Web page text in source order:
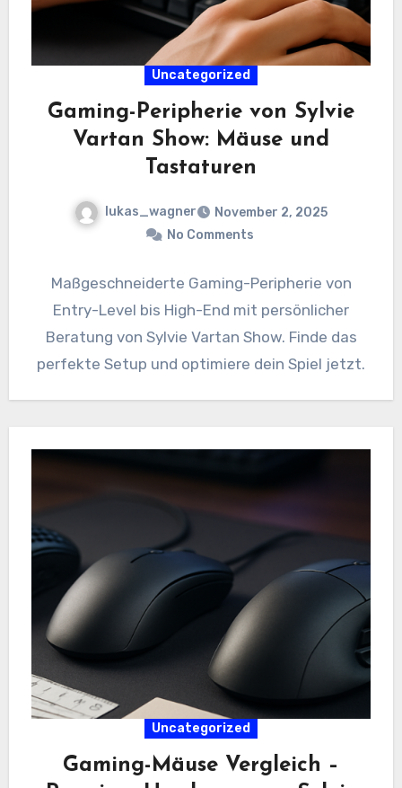
Uncategorized
Gaming-Peripherie von Sylvie
Vartan Show: Mäuse und
Tastaturen
lukas_wagner
November 2, 2025
No Comments
Maßgeschneiderte Gaming-Peripherie von
Entry-Level bis High-End mit persönlicher
Beratung von Sylvie Vartan Show. Finde das
perfekte Setup und optimiere dein Spiel jetzt.
Uncategorized
Gaming-Mäuse Vergleich –